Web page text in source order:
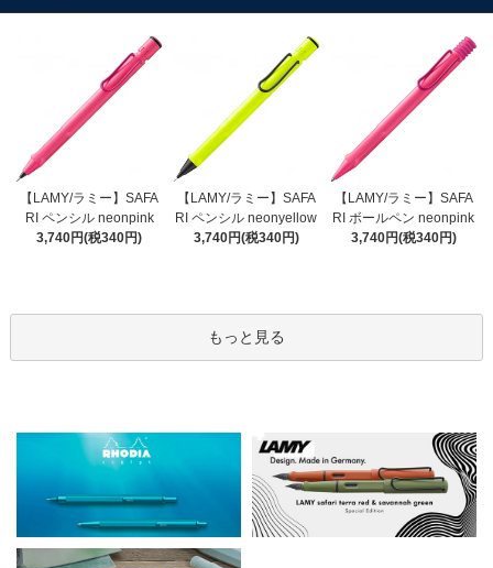
【LAMY/ラミー】SAFA
RI ペンシル neonpink
3,740円(税340円)
【LAMY/ラミー】SAFA
RI ペンシル neonyellow
3,740円(税340円)
【LAMY/ラミー】SAFA
RI ボールペン neonpink
3,740円(税340円)
もっと見る